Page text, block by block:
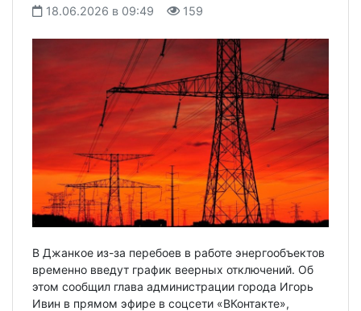
18.06.2026 в 09:49 159
В Джанкое из-за перебоев в работе энергообъектов
временно введут график веерных отключений. Об
этом сообщил глава администрации города Игорь
Ивин в прямом эфире в соцсети «ВКонтакте»,